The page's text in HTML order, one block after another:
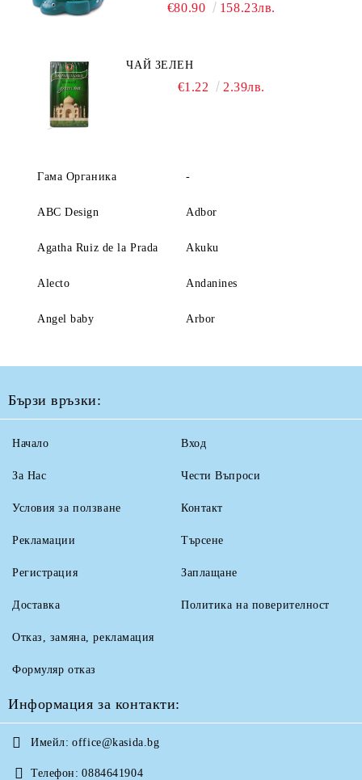
€80.90 158.23лв.
ЧАЙ ЗЕЛЕН
€1.22 2.39лв.
Гама Органика -
ABC Design Adbor
Agatha Ruiz de la Prada Akuku
Alecto Andanines
Angel baby Arbor
Бързи връзки:
Начало
За Нас
Условия за ползване
Рекламации
Вход
Чести Въпроси
Контакт
Търсене
Регистрация
Доставка
Отказ, замяна, рекламация
Формуляр отказ
Заплащане
Политика на поверителност
Информация за контакти:
Имейл: office@kasida.bg
Телефон: 0884641904